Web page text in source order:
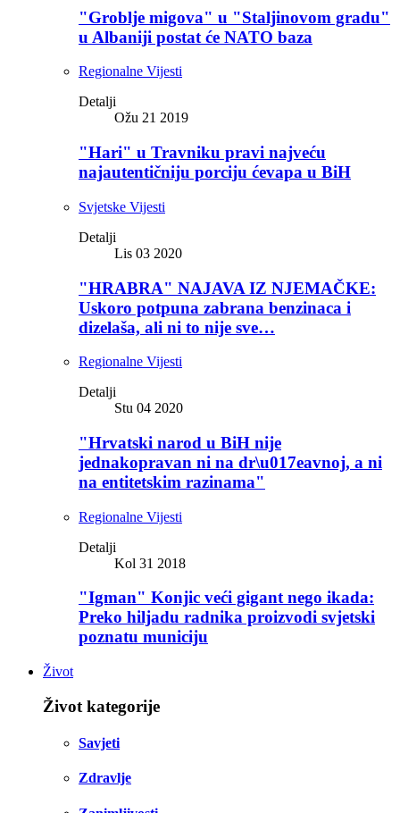
"Groblje migova" u "Staljinovom gradu"
u Albaniji postat će NATO baza
Regionalne Vijesti
Detalji
Ožu 21 2019
"Hari" u Travniku pravi najveću
najautentičniju porciju ćevapa u BiH
Svjetske Vijesti
Detalji
Lis 03 2020
"HRABRA" NAJAVA IZ NJEMAČKE:
Uskoro potpuna zabrana benzinaca i
dizelaša, ali ni to nije sve…
Regionalne Vijesti
Detalji
Stu 04 2020
"Hrvatski narod u BiH nije
jednakopravan ni na dr\u017eavnoj, a ni
na entitetskim razinama"
Regionalne Vijesti
Detalji
Kol 31 2018
"Igman" Konjic veći gigant nego ikada:
Preko hiljadu radnika proizvodi svjetski
poznatu municiju
Život
Život kategorije
Savjeti
Zdravlje